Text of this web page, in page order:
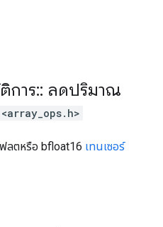
การ:: ลดปริมาณ
ลตหรือ bfloat16 เทนเซอร์